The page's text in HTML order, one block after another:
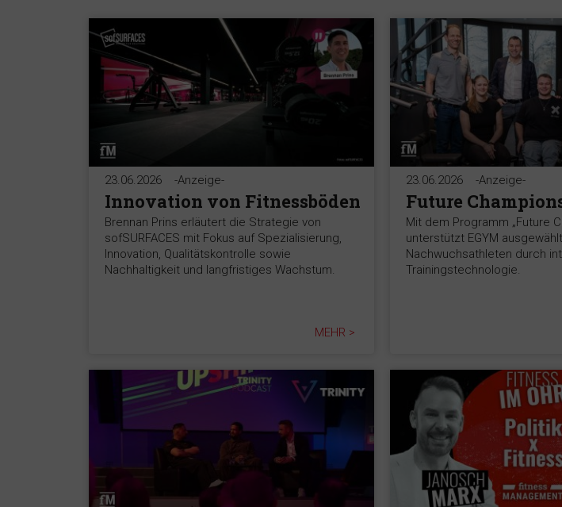
23.06.2026 -Anzeige-
Innovation von Fitnessböden
Brennan Prins erläutert die Strategie von
sofSURFACES mit Fokus auf Spezialisierung,
Innovation, Qualitätskontrolle sowie
Nachhaltigkeit und langfristiges Wachstum.
MEHR >
23.06.2026 -Anzeige-
Future
Mit dem Programm „Future
unterstützt EGYM
Nachwuchsathleten durch
Trainingstechnologie.